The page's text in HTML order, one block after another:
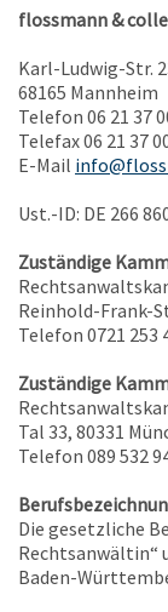
flossmann &
Karl-Ludwig-Str.
68165 Mannheim
Telefon 06 21 37
Telefax 06 21 37
E-Mail
Ust.-ID: DE 266
Zuständige
Reinhold-Frank-
Telefon 0721 253
Zuständige
Tal 33, 80331
Telefon 089 532
Die gesetzliche
Rechtsanwältin“
Baden-